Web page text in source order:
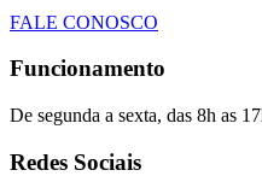
FALE CONOSCO
Funcionamento
De segunda a sexta, das 8h as
Redes Sociais